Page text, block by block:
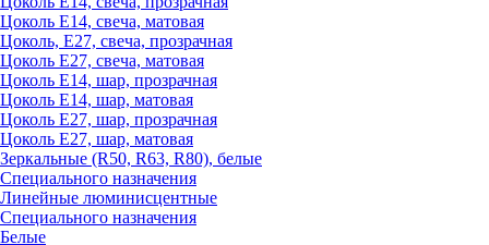
Цоколь Е14, свеча, матовая
Цоколь, Е27, свеча, прозрачная
Цоколь Е27, свеча, матовая
Цоколь Е14, шар, прозрачная
Цоколь Е14, шар, матовая
Цоколь Е27, шар, прозрачная
Цоколь Е27, шар, матовая
Зеркальные (R50, R63, R80), белые
Специального назначения
Линейные люминисцентные
Специального назначения
Белые